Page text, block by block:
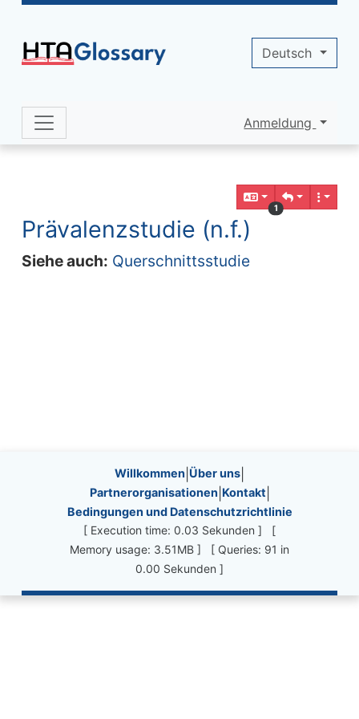
Navigation and related functionality
1
Prävalenzstudie (n.f.)
Siehe auch: Querschnittsstudie
Site information, links, etc.
Willkommen Über uns
Partnerorganisationen Kontakt
Bedingungen und Datenschutzrichtlinie
[ Execution time: 0.03 Sekunden ] [
Memory usage: 3.51MB ] [ Queries: 91 in
0.00 Sekunden ]
Site identity, navigation, etc.
Anmeldung
Deutsch